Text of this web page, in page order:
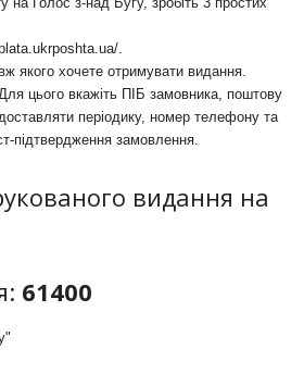
.
якого хочете отримувати видання.
цього вкажіть ПІБ замовника, поштову
періодику, номер телефону та
підтвердження замовлення.
видання на
61400